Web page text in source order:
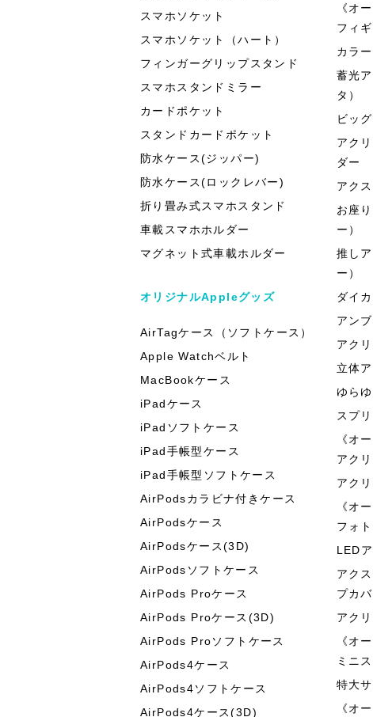
スマホソケット
スマホソケット（ハート）
フィンガーグリップスタンド
スマホスタンドミラー
カードポケット
スタンドカードポケット
防水ケース(ジッパー)
防水ケース(ロックレバー)
折り畳み式スマホスタンド
車載スマホホルダー
マグネット式車載ホルダー
オリジナルAppleグッズ
AirTagケース（ソフトケース）
Apple Watchベルト
MacBookケース
iPadケース
iPadソフトケース
iPad手帳型ケース
iPad手帳型ソフトケース
AirPodsカラビナ付きケース
AirPodsケース
AirPodsケース(3D)
AirPodsソフトケース
AirPods Proケース
AirPods Proケース(3D)
AirPods Proソフトケース
AirPods4ケース
AirPods4ソフトケース
AirPods4ケース(3D)
《オ
フィ
カラ
蓄光
タ）
ビッ
アク
ダー
アク
お座
ー）
推し
ー）
ダイ
アン
アク
立体
ゆら
スプ
《オ
アク
アク
《オ
フォ
LED
アク
プカ
アク
《オ
ミニ
特大
《オ